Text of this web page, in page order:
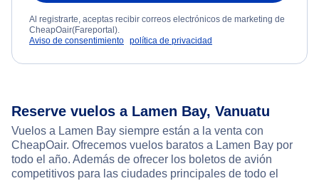
Al registrarte, aceptas recibir correos electrónicos de marketing de
CheapOair(Fareportal).
Aviso de consentimiento política de privacidad
Reserve vuelos a Lamen Bay, Vanuatu
Vuelos a Lamen Bay siempre están a la venta con
CheapOair. Ofrecemos vuelos baratos a Lamen Bay por
todo el año. Además de ofrecer los boletos de avión
competitivos para las ciudades principales de todo el